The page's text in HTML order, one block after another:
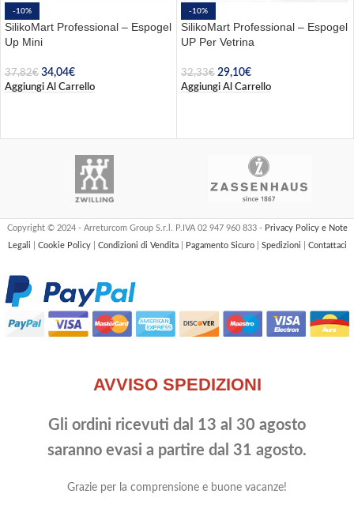
-10%
SilikoMart Professional – Espogel
Up Mini
37,82€ 34,04€
Aggiungi Al Carrello
-10%
SilikoMart Professional – Espogel
UP Per Vetrina
32,33€ 29,10€
Aggiungi Al Carrello
Copyright © 2024 - Arreturcom Group S.r.l. P.IVA 02 947 960 833 - Privacy Policy e Note
Legali
Cookie Policy Condizioni di Vendita Pagamento Sicuro Spedizioni Contattaci
AVVISO SPEDIZIONI
Gli ordini ricevuti dal 13 al 30 agosto
saranno evasi a partire dal 31 agosto.
Grazie per la comprensione e buone vacanze!